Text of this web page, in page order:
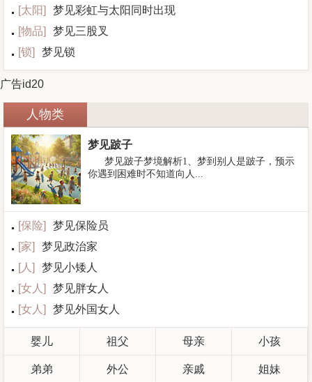
[太阳]
梦见彩虹与太阳同时出现
[物品]
梦见三股叉
[锁] 梦见锁
广告id20
人物类
梦见跛子
梦见跛子梦境解析1、梦到别人是跛子，预示
你遇到困难时不知道向人...
[保险]
梦见保险员
[家]
梦见政治家
[人 ]
梦见小矮人
[女人 ]
梦见胖女人
[女人 ] 梦见外国女人
婴儿 祖父 母亲 小孩
弟弟 外公 亲戚 姐妹